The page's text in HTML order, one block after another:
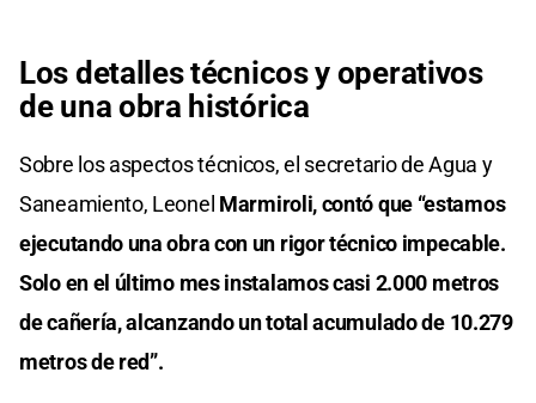
Los detalles técnicos y operativos
de una obra histórica
Sobre los aspectos técnicos, el secretario de Agua y
Saneamiento, Leonel Marmiroli, contó que “estamos
ejecutando una obra con un rigor técnico impecable.
Solo en el último mes instalamos casi 2.000 metros
de cañería, alcanzando un total acumulado de 10.279
metros de red”.